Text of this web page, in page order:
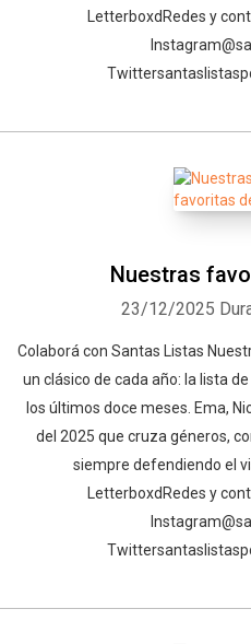
Letterboxd⁠⁠⁠⁠⁠⁠⁠⁠⁠⁠⁠⁠⁠⁠⁠⁠⁠⁠⁠⁠⁠⁠⁠⁠⁠⁠⁠⁠⁠⁠⁠⁠⁠⁠⁠⁠⁠Redes y
Nuestras
23/12/2025
⁠Colaborá con Santas Listas⁠⁠⁠⁠⁠⁠⁠⁠⁠⁠⁠⁠
un clásico de cada año: la lista
los últimos doce meses. Ema,
del 2025 que cruza géneros,
siempre defendiendo el
Letterboxd⁠⁠⁠⁠⁠⁠⁠⁠⁠⁠⁠⁠⁠⁠⁠⁠⁠⁠⁠⁠⁠⁠⁠⁠⁠⁠⁠⁠⁠⁠⁠⁠⁠⁠⁠⁠Redes y